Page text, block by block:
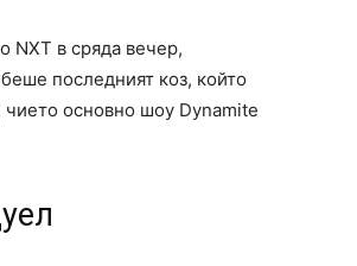
NXT в сряда вечер,
последният коз, който
чието основно шоу Dynamite